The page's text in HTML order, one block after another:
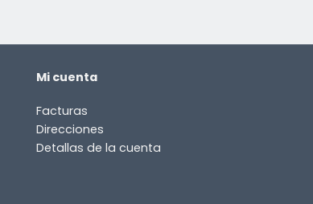
Mi cuenta
Facturas
Direcciones
Detallas de la cuenta